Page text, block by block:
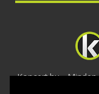
Koncert.hu -